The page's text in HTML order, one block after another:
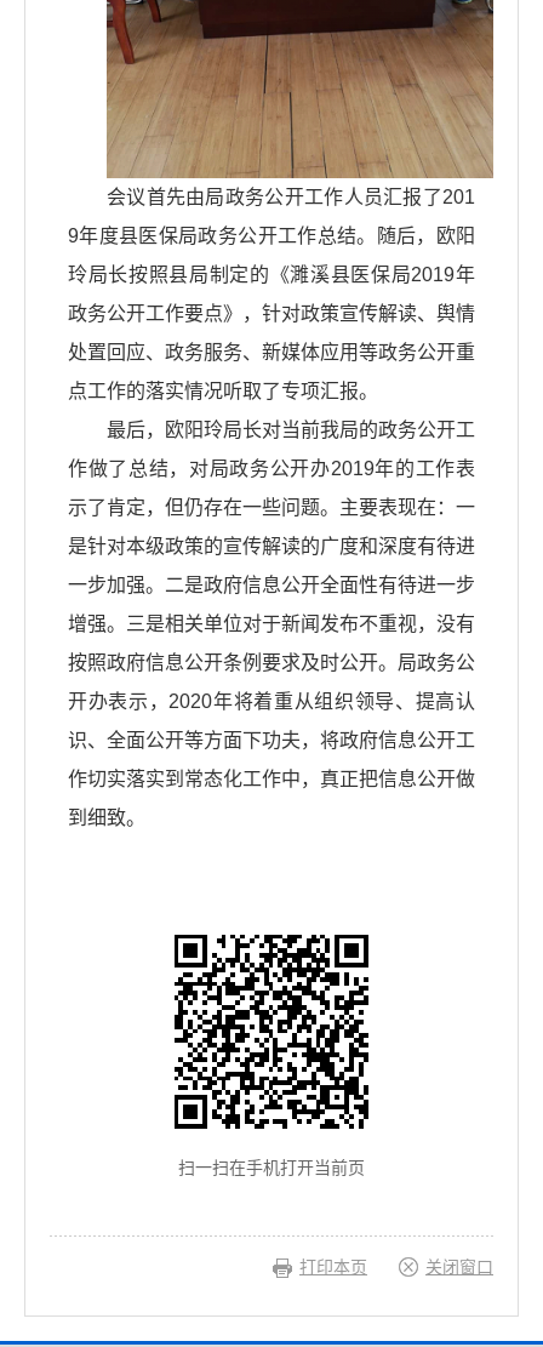
会议首先由局政务公开工作人员汇报了201
9年度县医保局政务公开工作总结。随后，欧阳
玲局长按照县局制定的《濉溪县医保局2019年
政务公开工作要点》，针对政策宣传解读、舆情
处置回应、政务服务、新媒体应用等政务公开重
点工作的落实情况听取了专项汇报。
最后，欧阳玲局长对当前我局的政务公开工
作做了总结，对局政务公开办2019年的工作表
示了肯定，但仍存在一些问题。主要表现在：一
是针对本级政策的宣传解读的广度和深度有待进
一步加强。二是政府信息公开全面性有待进一步
增强。三是相关单位对于新闻发布不重视，没有
按照政府信息公开条例要求及时公开。局政务公
开办表示，2020年将着重从组织领导、提高认
识、全面公开等方面下功夫，将政府信息公开工
作切实落实到常态化工作中，真正把信息公开做
到细致。
扫一扫在手机打开当前页
打印本页 关闭窗口